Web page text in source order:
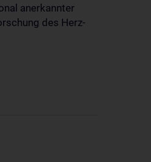
anerkannter
des Herz-